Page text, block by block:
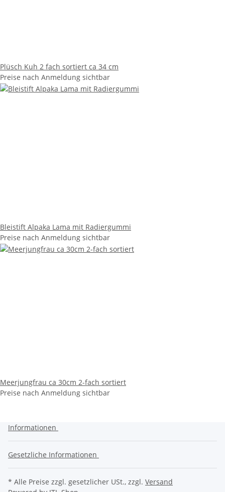
Plüsch Kuh 2 fach sortiert ca 34 cm
Preise nach Anmeldung sichtbar
Bleistift Alpaka Lama mit Radiergummi
Preise nach Anmeldung sichtbar
Meerjungfrau ca 30cm 2-fach sortiert
Preise nach Anmeldung sichtbar
Informationen
Gesetzliche Informationen
* Alle Preise zzgl. gesetzlicher USt., zzgl. Versand